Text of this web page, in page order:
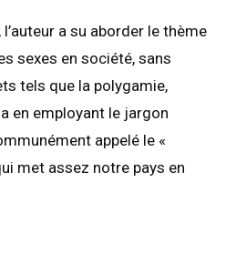
a su aborder le thème
sexes en société, sans
tels que la polygamie,
en employant le jargon
appelé le «
met assez notre pays en